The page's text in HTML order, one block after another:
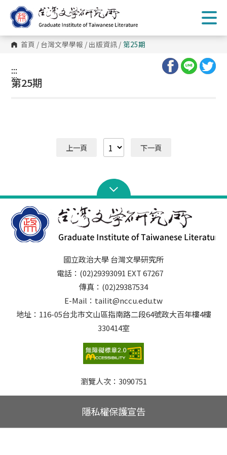
到
主
內
容 首頁 / 台灣文學學報 / 出版資訊 / 第25期
:::
:::
第25期
上一頁 下一頁
國立政治大學 台灣文學研究所
電話：(02)29393091 EXT 67267
傳真：(02)29387534
E-Mail：tailit@nccu.edu.tw
地址：116-05台北市文山區指南路二段64號政大百年樓4樓
330414室
瀏覽人次： 3090751
隱私權保護宣告